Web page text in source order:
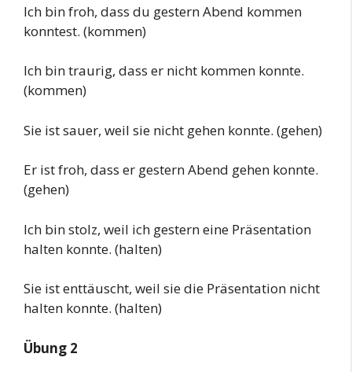
Ich bin froh, dass du gestern Abend kommen
konntest. (kommen)
Ich bin traurig, dass er nicht kommen konnte.
(kommen)
Sie ist sauer, weil sie nicht gehen konnte. (gehen)
Er ist froh, dass er gestern Abend gehen konnte.
(gehen)
Ich bin stolz, weil ich gestern eine Präsentation
halten konnte. (halten)
Sie ist enttäuscht, weil sie die Präsentation nicht
halten konnte. (halten)
Übung 2